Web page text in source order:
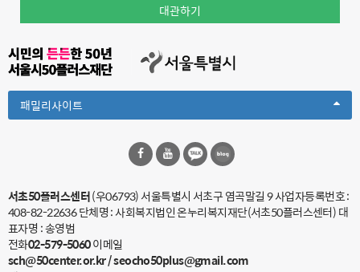
대관하기
패밀리사이트Toggle
Dropdown
서초50플러스센터(우06793) 서울특별시 서초구 염곡말길 9사업자등록번호 :
408-82-22636 단체명 : 사회복지법인 온누리복지재단(서초50플러스센터) 대
표자명 : 송영범
전화02-579-5060이메일
sch@50center.or.kr / seocho50plus@gmail.com